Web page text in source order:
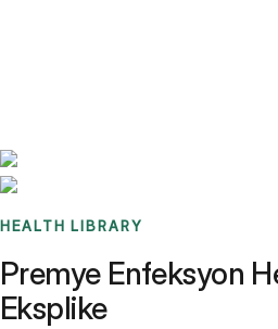
HEALTH LIBRARY
Premye Enfeksyon
Eksplike